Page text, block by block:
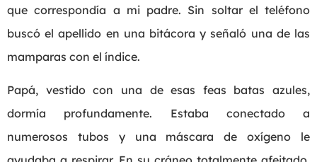
que correspondía a mi padre. Sin soltar el teléfono
buscó el apellido en una bitácora y señaló una de las
mamparas con el índice.
Papá, vestido con una de esas feas batas azules,
dormía profundamente. Estaba conectado a
numerosos tubos y una máscara de oxígeno le